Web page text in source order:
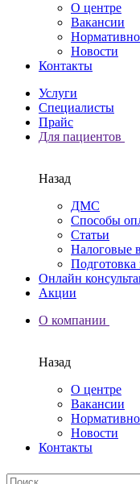
О центре
Вакансии
Новости
Контакты
Услуги
Специалисты
Прайс
Для пациентов
Назад
ДМС
Способы
Статьи
Налоговые
Онлайн
Акции
О компании
Назад
О центре
Вакансии
Новости
Контакты